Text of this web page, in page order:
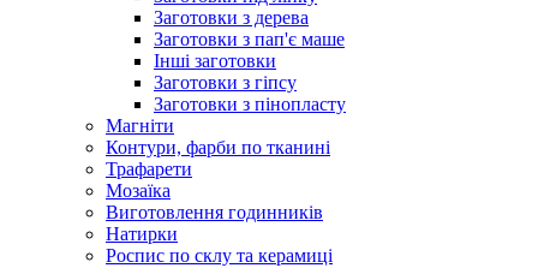
Заготовки з дерева
Заготовки з пап'є маше
Інші заготовки
Заготовки з гіпсу
Заготовки з пінопласту
Магніти
Контури, фарби по тканині
Трафарети
Мозаїка
Виготовлення годинників
Натирки
Роспис по склу та керамиці